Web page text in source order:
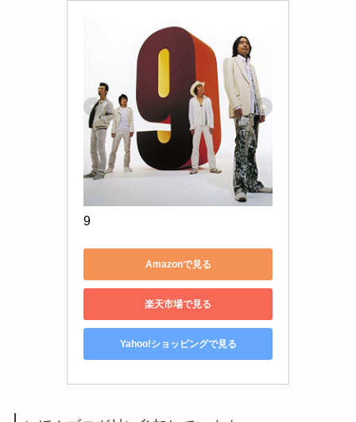
9
Amazonで見る
楽天市場で見る
Yahoo!ショッピングで見る